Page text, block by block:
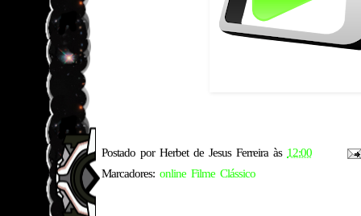
Postado por Herbet de Jesus Ferreira às 12:00
Marcadores: online Filme Clássico